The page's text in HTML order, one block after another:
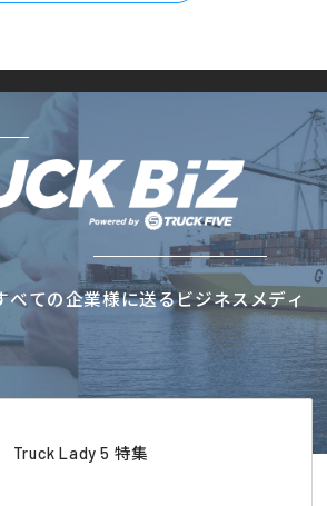
べての企業様に送るビジネスメディ
Truck Lady 5 特集